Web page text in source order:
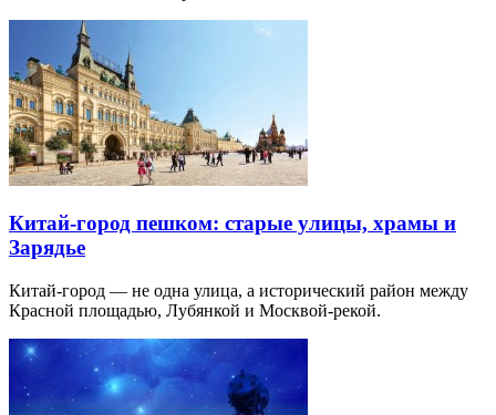
Китай-город пешком: старые улицы, храмы и
Зарядье
Китай-город — не одна улица, а исторический район между
Красной площадью, Лубянкой и Москвой-рекой.